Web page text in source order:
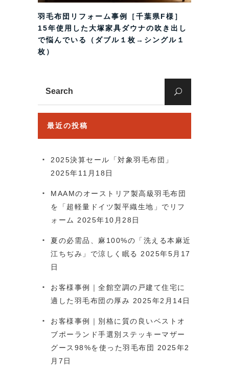
羽毛布団リフォーム事例［千葉県F様］
15年使用した大塚家具ダウナの吹き出し
で悩んでいる（ダブル１枚→シングル１
枚）
最近の投稿
2025決算セール「対象羽毛布団」
2025年11月18日
MAAMのオーストリア製高級羽毛布団
を「超軽量ドイツ製平織生地」でリフ
ォーム
2025年10月28日
夏の必需品、麻100%の「洗える本麻近
江ちぢみ」で涼しく眠る
2025年5月17
日
お客様事例｜全館空調の戸建て住宅に
適した羽毛布団の厚み 2025年2月14日
お客様事例｜別格に質の良いベストオ
ブポーランド手選別ステッキーマザー
グース98%を使った羽毛布団
2025年2
月7日